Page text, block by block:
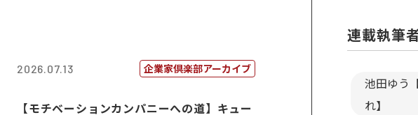
2026.07.13 企業家倶楽部アーカイブ
【モチベーションカンパニーへの道】キュー
連載執筆
池田ゆう
れ】